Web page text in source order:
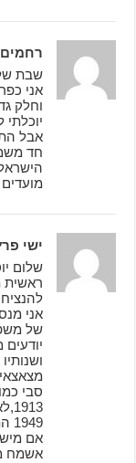
שבת
אני
אבל
חד
ישי
שלום
ראשית
אני
של
סבי
1949 התגורר במושב ברכיה, אחיו שושן פרץ,
אם
אשמח